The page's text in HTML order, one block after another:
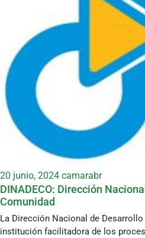
20 junio, 2024 camarabr
DINADECO: Dirección
Comunidad
La Dirección Nacional de
institución facilitadora de los